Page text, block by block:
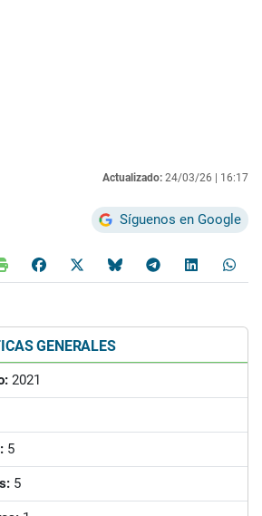
Actualizado: 24/03/26 | 16:17
Síguenos en Google
GENERALES
2021
5
5